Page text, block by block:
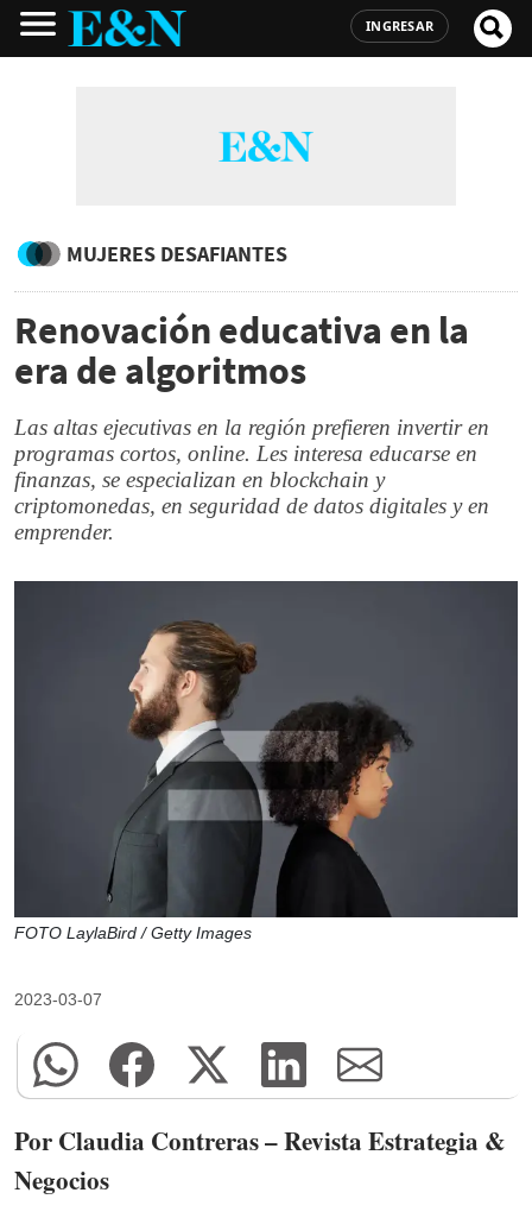
INGRESAR
MUJERES DESAFIANTES
Renovación educativa en la
era de algoritmos
Las altas ejecutivas en la región prefieren invertir en
programas cortos, online. Les interesa educarse en
finanzas, se especializan en blockchain y
criptomonedas, en seguridad de datos digitales y en
emprender.
FOTO LaylaBird / Getty Images
2023-03-07
Por Claudia Contreras – Revista Estrategia &
Negocios